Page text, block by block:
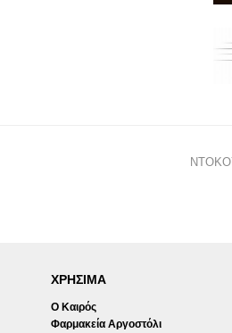
ΧΡΗΣΙΜΑ
Ο Καιρός
Φαρμακεία Αργοστόλι